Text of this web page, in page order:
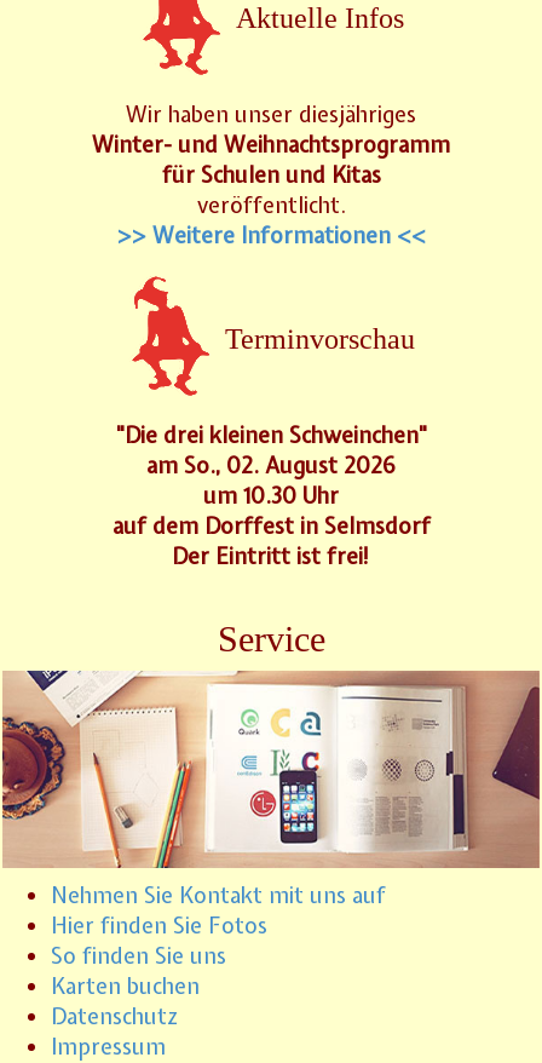
Aktuelle Infos
Wir haben unser diesjähriges
Winter- und Weihnachtsprogramm
für Schulen und Kitas
veröffentlicht.
>> Weitere Informationen <<
Terminvorschau
"Die drei kleinen Schweinchen"
am So., 02. August 2026
um 10.30 Uhr
auf dem Dorffest in Selmsdorf
Der Eintritt ist frei!
Service
Nehmen Sie Kontakt mit uns auf
Hier finden Sie Fotos
So finden Sie uns
Karten buchen
Datenschutz
Impressum